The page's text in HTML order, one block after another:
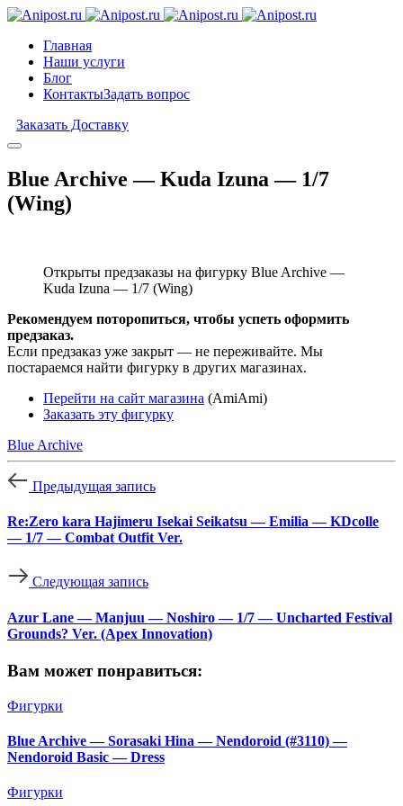
Главная
Наши услуги
Блог
КонтактыЗадать вопрос
Заказать Доставку
Blue Archive — Kuda Izuna — 1/7
(Wing)
Открыты предзаказы на фигурку Blue Archive —
Kuda Izuna — 1/7 (Wing)
Рекомендуем поторопиться, чтобы успеть оформить
предзаказ.
Если предзаказ уже закрыт — не переживайте. Мы
постараемся найти фигурку в других магазинах.
Перейти на сайт магазина (AmiAmi)
Заказать эту фигурку
Blue Archive
Предыдущая запись
Re:Zero kara Hajimeru Isekai Seikatsu — Emilia — KDcolle
— 1/7 — Combat Outfit Ver.
Следующая запись
Azur Lane — Manjuu — Noshiro — 1/7 — Uncharted Festival
Grounds? Ver. (Apex Innovation)
Вам может понравиться:
Фигурки
Blue Archive — Sorasaki Hina — Nendoroid (#3110) —
Nendoroid Basic — Dress
Фигурки